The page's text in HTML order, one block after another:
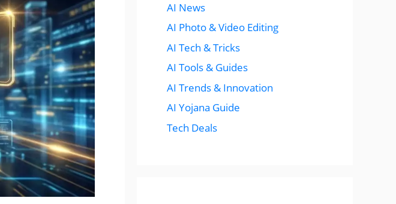
AI News
AI Photo & Video Editing
AI Tech & Tricks
AI Tools & Guides
AI Trends & Innovation
AI Yojana Guide
Tech Deals